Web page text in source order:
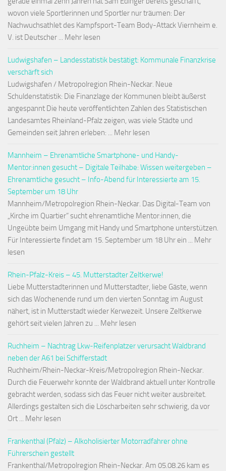
wovon viele Sportlerinnen und Sportler nur träumen: Der
Nachwuchsathlet des Kampfsport-Team Body-Attack Viernheim e.
V. ist Deutscher ... Mehr lesen
Ludwigshafen – Landesstatistik bestätigt: Kommunale Finanzkrise
verschärft sich
Ludwigshafen / Metropolregion Rhein-Neckar. Neue
Schuldenstatistik: Die Finanzlage der Kommunen bleibt äußerst
angespannt Die heute veröffentlichten Zahlen des Statistischen
Landesamtes Rheinland-Pfalz zeigen, was viele Städte und
Gemeinden seit Jahren erleben: ... Mehr lesen
Mannheim – Ehrenamtliche Smartphone- und Handy-
Mentor:innen gesucht – Digitale Teilhabe: Wissen weitergeben –
Ehrenamtliche gesucht – Info-Abend für Interessierte am 15.
September um 18 Uhr
Mannheim/Metropolregion Rhein-Neckar. Das Digital-Team von
„Kirche im Quartier“ sucht ehrenamtliche Mentor:innen, die
Ungeübte beim Umgang mit Handy und Smartphone unterstützen.
Für Interessierte findet am 15. September um 18 Uhr ein ... Mehr
lesen
Rhein-Pfalz-Kreis – 45. Mutterstadter Zeltkerwe!
Liebe Mutterstadterinnen und Mutterstadter, liebe Gäste, wenn
sich das Wochenende rund um den vierten Sonntag im August
nähert, ist in Mutterstadt wieder Kerwezeit. Unsere Zeltkerwe
gehört seit vielen Jahren zu ... Mehr lesen
Ruchheim – Nachtrag Lkw-Reifenplatzer verursacht Waldbrand
neben der A61 bei Schifferstadt
Ruchheim/Rhein-Neckar-Kreis/Metropolregion Rhein-Neckar.
Durch die Feuerwehr konnte der Waldbrand aktuell unter Kontrolle
gebracht werden, sodass sich das Feuer nicht weiter ausbreitet.
Allerdings gestalten sich die Löscharbeiten sehr schwierig, da vor
Ort ... Mehr lesen
Frankenthal (Pfalz) – Alkoholisierter Motorradfahrer ohne
Führerschein gestellt
Frankenthal/Metropolregion Rhein-Neckar. Am 05.08.26 kam es